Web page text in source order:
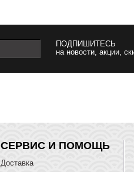
ПОДПИШИТЕСЬ
на новости, акции,
СЕРВИС И ПОМОЩЬ
Доставка